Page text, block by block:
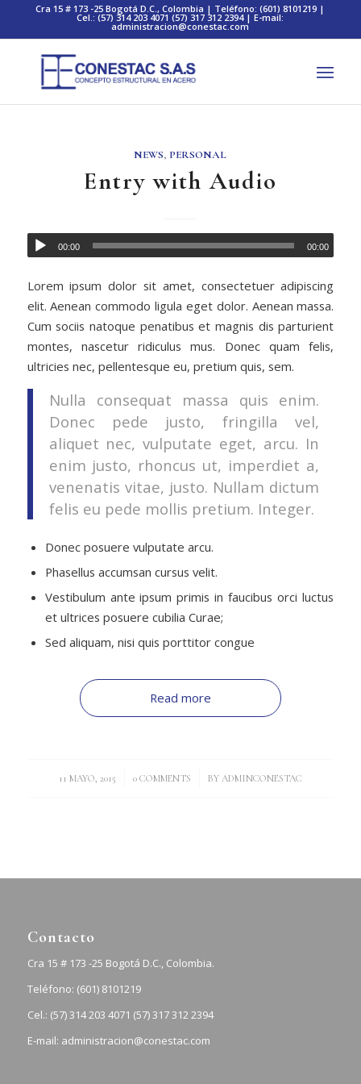
Cra 15 # 173 -25 Bogotá D.C., Colombia | Teléfono: (601) 8101219 |
Cel.: (57) 314 203 4071 (57) 317 312 2394 | E-mail:
administracion@conestac.com
NEWS, PERSONAL
Entry with Audio
00:00 00:00
Lorem ipsum dolor sit amet, consectetuer adipiscing
elit. Aenean commodo ligula eget dolor. Aenean massa.
Cum sociis natoque penatibus et magnis dis parturient
montes, nascetur ridiculus mus. Donec quam felis,
ultricies nec, pellentesque eu, pretium quis, sem.
Nulla consequat massa quis enim.
Donec pede justo, fringilla vel,
aliquet nec, vulputate eget, arcu. In
enim justo, rhoncus ut, imperdiet a,
venenatis vitae, justo. Nullam dictum
felis eu pede mollis pretium. Integer.
Donec posuere vulputate arcu.
Phasellus accumsan cursus velit.
Vestibulum ante ipsum primis in faucibus orci luctus
et ultrices posuere cubilia Curae;
Sed aliquam, nisi quis porttitor congue
Read more
11 MAYO, 2015
/ 0 COMMENTS
/ BY ADMINCONESTAC
Contacto
Cra 15 # 173 -25 Bogotá D.C., Colombia.
Teléfono: (601) 8101219
Cel.: (57) 314 203 4071 (57) 317 312 2394
E-mail: administracion@conestac.com